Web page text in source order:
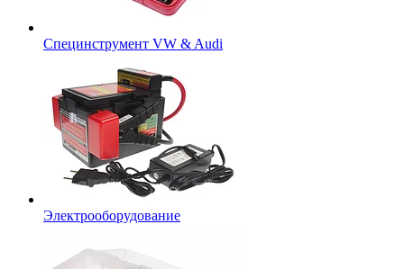
Специнструмент VW & Audi
Электрооборудование